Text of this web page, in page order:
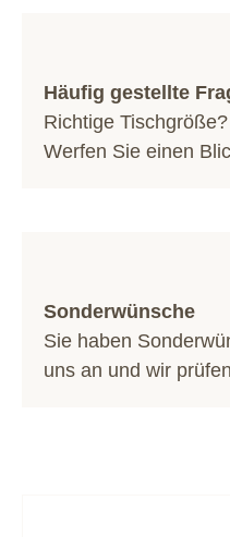
Häufig gestellte
Richtige
Werfen Sie einen
Sonderwünsche
Sie haben
uns an und wir